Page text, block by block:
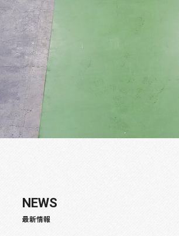
最新情報
NEWS